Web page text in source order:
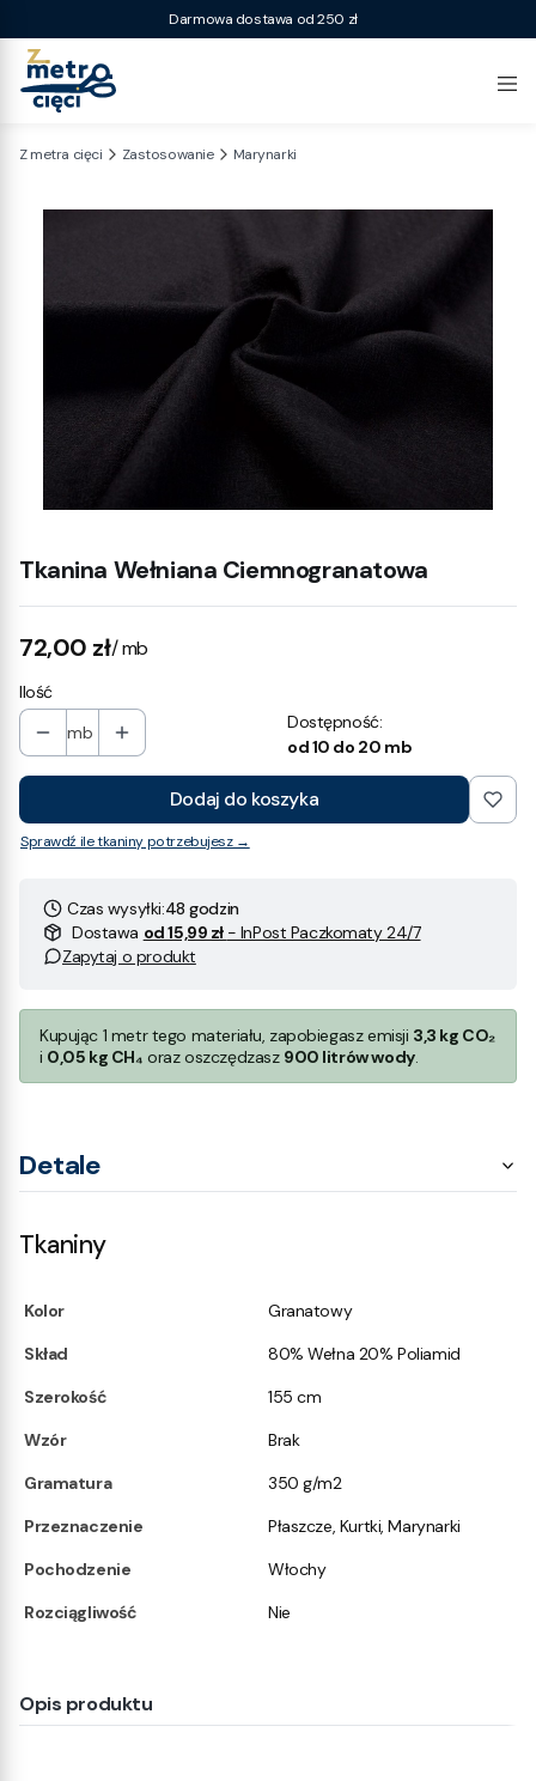
Darmowa dostawa od 250 zł
Z metra cięci Zastosowanie Marynarki
Tkanina Wełniana Ciemnogranatowa
Cena
72,00 zł/ mb
Ilość
mb
Dostępność:
od 10 do 20 mb
Dodaj do koszyka
Sprawdź ile tkaniny potrzebujesz →
Czas wysyłki:48 godzin
Dostawa od 15,99 zł - InPost Paczkomaty 24/7
Zapytaj o produkt
Kupując 1 metr tego materiału, zapobiegasz emisji 3,3 kg CO₂
i 0,05 kg CH₄ oraz oszczędzasz 900 litrów wody.
Detale
Tkaniny
Kolor
Granatowy
Skład
80% Wełna 20% Poliamid
Szerokość
155 cm
Wzór
Brak
Gramatura
350 g/m2
Przeznaczenie
Płaszcze, Kurtki, Marynarki
Pochodzenie
Włochy
Rozciągliwość
Nie
Opis produktu